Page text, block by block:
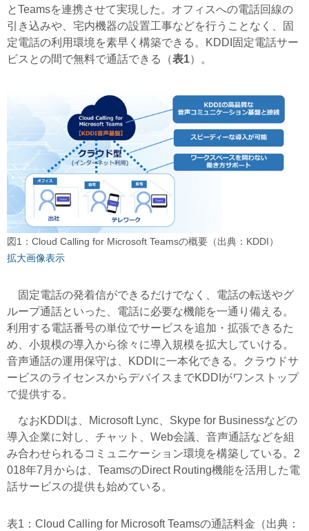
とTeamsを連携させて実現した。オフィスへの電話回線の
引き込みや、宅内機器の設置工事などを行うことなく、固
定電話の利用環境を素早く構築できる。KDDI固定電話サー
ビスとの間で無料で通話できる（表1）。
図1：Cloud Calling for Microsoft Teamsの概要（出典：KDDI）
拡大画像表示
固定電話の発着信ができるだけでなく、電話の転送やグ
ループ通話といった、電話に必要な機能を一通り備える。
利用する電話番号の単位でサービスを追加・拡張できるた
め、小規模の導入から徐々に導入規模を拡大していける。
音声通話の運用保守は、KDDIに一本化できる。クラウドサ
ービスのライセンスからデバイスまでKDDIがワンストップ
で提供する。
なおKDDIは、Microsoft Lync、Skype for Businessなどの
導入企業に対し、チャット、Web会議、音声通話などを組
み合わせられるコミュニケーション環境を構築している。2
018年7月からは、TeamsのDirect Routing機能を活用した電
話サービスの提供も始めている。
表1：Cloud Calling for Microsoft Teamsの通話料金（出典：